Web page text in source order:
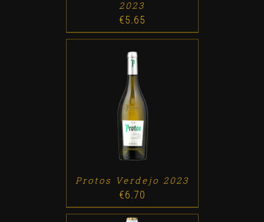
2023
€5.65
ADD TO CART /
Protos Verdejo 2023
€6.70